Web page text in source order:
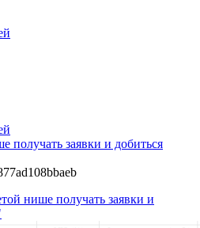
получать заявки и добиться
нише получать заявки и